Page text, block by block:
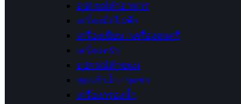
อุปกรณ์ทำอาหาร
เครื่องมือไฟฟ้า
เครื่องเขียน / เครื่องดนตรี
เครื่องครัว
อุปกรณ์ทำขนม
ชุดแก้วน้ำ / ชุดชา
เครื่องกรองน้ำ